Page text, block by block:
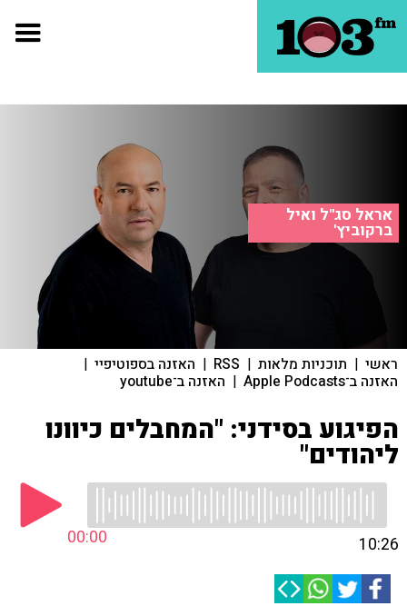
אראל סג"ל ואיל
ברקוביץ'
ראשי | תוכניות מלאות |
RSS
| האזנה בספוטיפיי |
האזנה ב־Apple Podcasts | האזנה ב־youtube
הפיגוע בסידני: "המחבלים כיוונו
ליהודים"
00:00 10:26